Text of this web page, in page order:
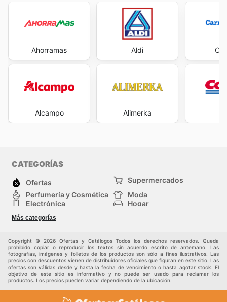
Ahorramas
Alcampo
Aldi
Alimerka
CATEGORÍAS
Ofertas
Supermercados
Perfumería y Cosmética
Moda
Electrónica
Hogar
Deporte
Juguetes y bebés
Más categorías
Copyright © 2026 Ofertas y Catálogos Todos los derechos reservados. Queda
prohibido copiar o reproducir los textos sin acuerdo escrito de antemano. Las
fotografías, imágenes y folletos de los productos son sólo a fines ilustrativos. Las
precios con descuentos vienen de distribuidores oficiales que figuran en este sitio. Las
ofertas son válidas desde y hasta la fecha de vencimiento o hasta agotar stock. El
objetivo de este sitio es informativo y no puede ser usado para reclamar los
productos. Los precios pueden variar dependiendo de la ubicación.